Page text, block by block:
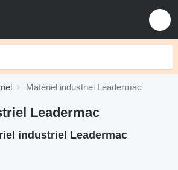
Matériel industriel Leadermac
Leadermac
industriel Leadermac